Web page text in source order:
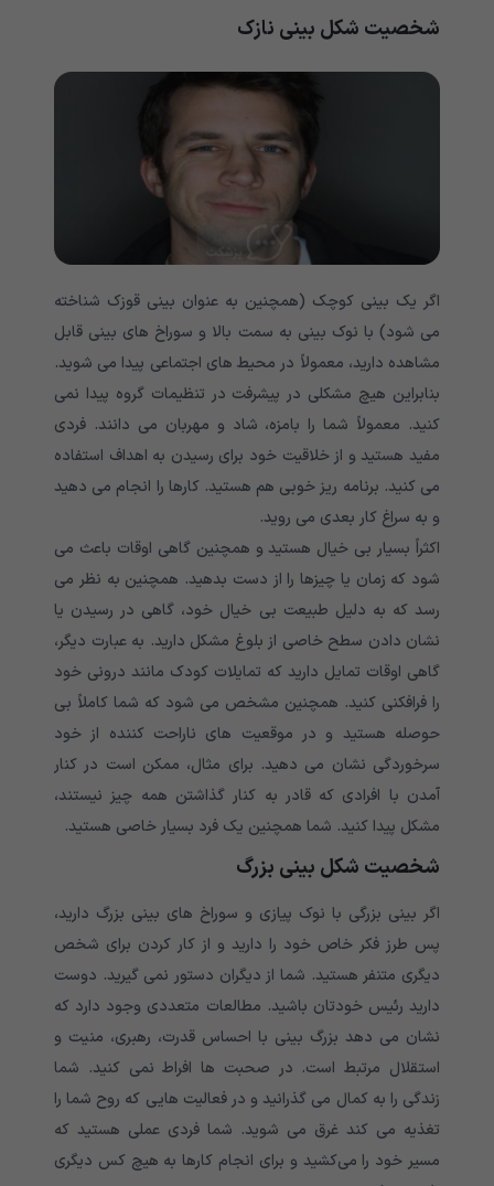
شخصیت شکل بینی نازک
اگر یک بینی کوچک (همچنین به عنوان بینی قوزک شناخته
می شود) با نوک بینی به سمت بالا و سوراخ های بینی قابل
مشاهده دارید، معمولاً در محیط های اجتماعی پیدا می شوید.
بنابراین هیچ مشکلی در پیشرفت در تنظیمات گروه پیدا نمی
کنید. معمولاً شما را بامزه، شاد و مهربان می دانند. فردی
مفید هستید و از خلاقیت خود برای رسیدن به اهداف استفاده
می کنید. برنامه ریز خوبی هم هستید. کارها را انجام می دهید
و به سراغ کار بعدی می روید.
اکثراً بسیار بی خیال هستید و همچنین گاهی اوقات باعث می
شود که زمان یا چیزها را از دست بدهید. همچنین به نظر می
رسد که به دلیل طبیعت بی خیال خود، گاهی در رسیدن یا
نشان دادن سطح خاصی از بلوغ مشکل دارید. به عبارت دیگر،
گاهی اوقات تمایل دارید که تمایلات کودک مانند درونی خود
را فرافکنی کنید. همچنین مشخص می شود که شما کاملاً بی
حوصله هستید و در موقعیت های ناراحت کننده از خود
سرخوردگی نشان می دهید. برای مثال، ممکن است در کنار
آمدن با افرادی که قادر به کنار گذاشتن همه چیز نیستند،
مشکل پیدا کنید. شما همچنین یک فرد بسیار خاصی هستید.
شخصیت شکل بینی بزرگ
اگر بینی بزرگی با نوک پیازی و سوراخ های بینی بزرگ دارید،
پس طرز فکر خاص خود را دارید و از کار کردن برای شخص
دیگری متنفر هستید. شما از دیگران دستور نمی گیرید. دوست
دارید رئیس خودتان باشید. مطالعات متعددی وجود دارد که
نشان می دهد بزرگ بینی با احساس قدرت، رهبری، منیت و
استقلال مرتبط است. در صحبت ها افراط نمی کنید. شما
زندگی را به کمال می گذرانید و در فعالیت هایی که روح شما را
تغذیه می کند غرق می شوید. شما فردی عملی هستید که
مسیر خود را می‌کشید و برای انجام کارها به هیچ کس دیگری